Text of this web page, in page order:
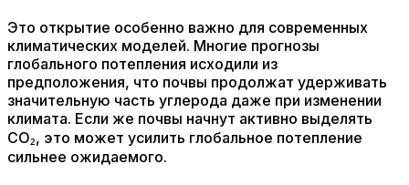
Это открытие особенно важно для современных
климатических моделей. Многие прогнозы
глобального потепления исходили из
предположения, что почвы продолжат удерживать
значительную часть углерода даже при изменении
климата. Если же почвы начнут активно выделять
CO₂, это может усилить глобальное потепление
сильнее ожидаемого.